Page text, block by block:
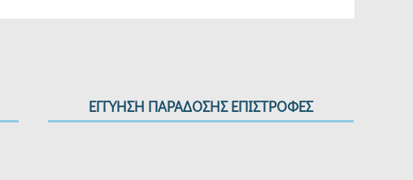
ΕΓΓΥΗΣΗ ΠΑΡΑΔΟΣΗΣ ΕΠΙΣΤΡΟΦΕΣ